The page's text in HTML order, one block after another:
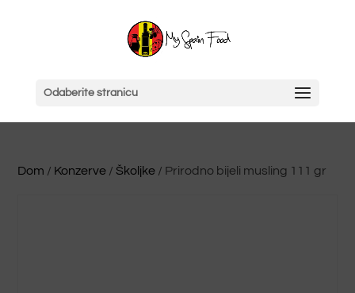
Odaberite stranicu
Dom / Konzerve /Školjke / Prirodno bijeli musling 111 gr